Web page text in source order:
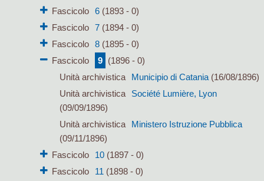
Fascicolo
6(1893 - 0)
Fascicolo
7(1894 - 0)
Fascicolo
8(1895 - 0)
Fascicolo
9
(1896 - 0)
Unità archivistica
Municipio di Catania(16/08/1896)
Unità archivistica
Société Lumière, Lyon
(09/09/1896)
Unità archivistica
Ministero Istruzione Pubblica
(09/11/1896)
Fascicolo
10(1897 - 0)
Fascicolo
11 (1898 - 0)